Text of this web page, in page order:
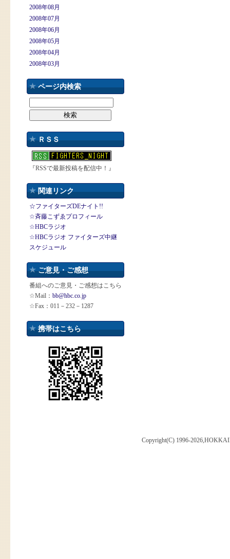
2008年08月
2008年07月
2008年06月
2008年05月
2008年04月
2008年03月
ページ内検索
ＲＳＳ
『RSSで最新投稿を配信中！』
関連リンク
☆ファイターズDEナイト!!
☆斉藤こずゑプロフィール
☆HBCラジオ
☆HBCラジオ ファイターズ中継
スケジュール
ご意見・ご感想
番組へのご意見・ご感想はこちら
☆Mail： bb@hbc.co.jp
☆Fax：011－232－1287
携帯はこちら
Copyright(C) 1996-